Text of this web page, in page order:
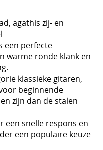
agathis zij- en
een perfecte
warme ronde klank en
klassieke gitaren,
beginnende
zijn dan de stalen
een snelle respons en
een populaire keuze